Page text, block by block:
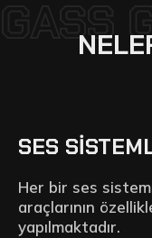
GASS
SES
Her bir ses
araçlarının
yapılmaktadır.